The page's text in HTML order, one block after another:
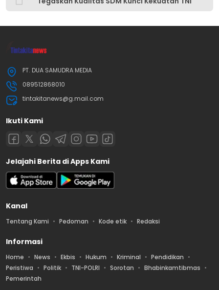
PT. DUA SAMUDRA MEDIA
089512868010
tintakitanews@g.mail.com
Ikuti Kami
Jelajahi Berita di Apps Kami
Kanal
Tentang Kami Pedoman Kode etik Redaksi
Informasi
Home News Ekbis Hukum Kriminal
Pendidikan
Peristiwa
Politik TNI-POLRI Sorotan
Bhabinkamtibmas
Pemerintah